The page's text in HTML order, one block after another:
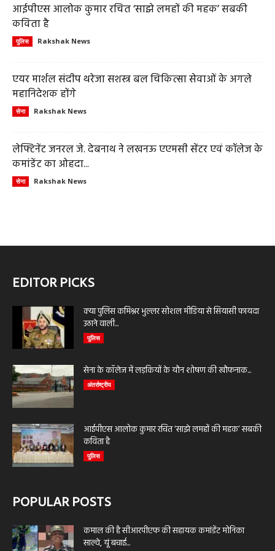
आईपीएस आलोक कुमार रचित ‘साझे लमहों की महक’ सबकी
कविता है
पुलिस Rakshak News
एयर मार्शल संदीप थरेजा सशस्त्र बल चिकित्सा सेवाओं के अगले
महानिदेशक होंगे
सेना Rakshak News
लेफ्टिनेंट जनरल जे. देबनाथ ने लखनऊ एएमसी सेंटर एवं कॉलेज के
कमांडेंट का ओहदा...
सेना Rakshak News
EDITOR PICKS
क्या पुलिस कमिश्नर भुल्लर सोशल मीडिया से सियासी फायदा
उठाने वाली...
पुलिस
सेना के कॉलेज में लड़कियों के यौन शोषण की खौफनाक...
अंतर्राष्ट्रीय
आईपीएस आलोक कुमार रचित ‘साझे लमहों की महक’ सबकी
कविता है
पुलिस
POPULAR POSTS
कमाल की है सीआरपीएफ की सहायक कमांडेंट मोनिका
साल्वे, यूं बचाई...